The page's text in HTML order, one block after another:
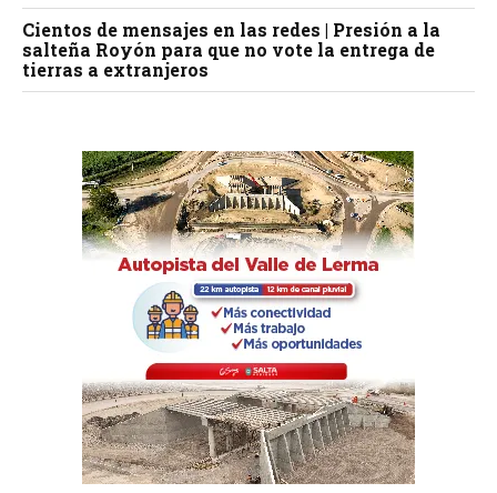
Cientos de mensajes en las redes | Presión a la
salteña Royón para que no vote la entrega de
tierras a extranjeros